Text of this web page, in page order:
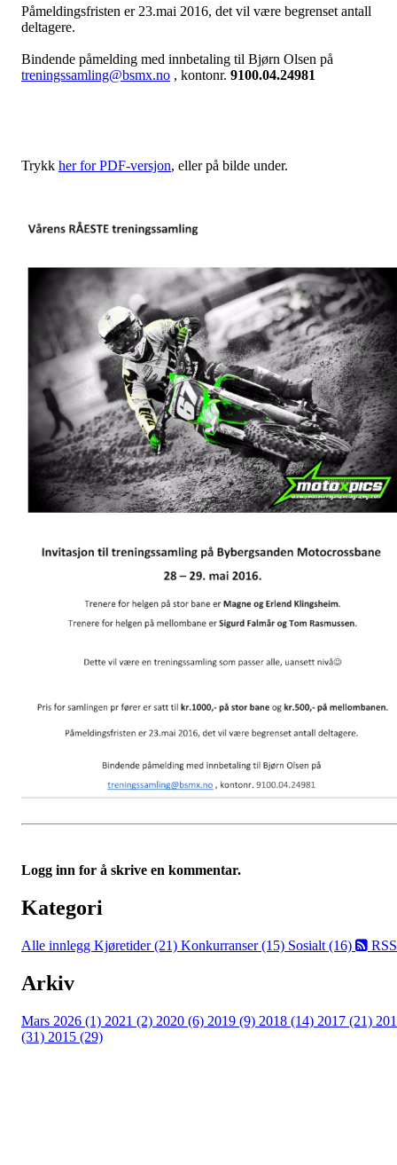
Påmeldingsfristen er 23.mai 2016, det vil være begrenset antall
deltagere.
Bindende påmelding med innbetaling til Bjørn Olsen på
treningssamling@bsmx.no , kontonr. 9100.04.24981
Trykk her for PDF-versjon, eller på bilde under.
Logg inn for å skrive en kommentar.
Kategori
Alle innlegg Kjøretider (21) Konkurranser (15) Sosialt (16) RSS
Arkiv
Mars 2026 (1) 2021 (2) 2020 (6) 2019 (9) 2018 (14) 2017 (21)
(31) 2015 (29)